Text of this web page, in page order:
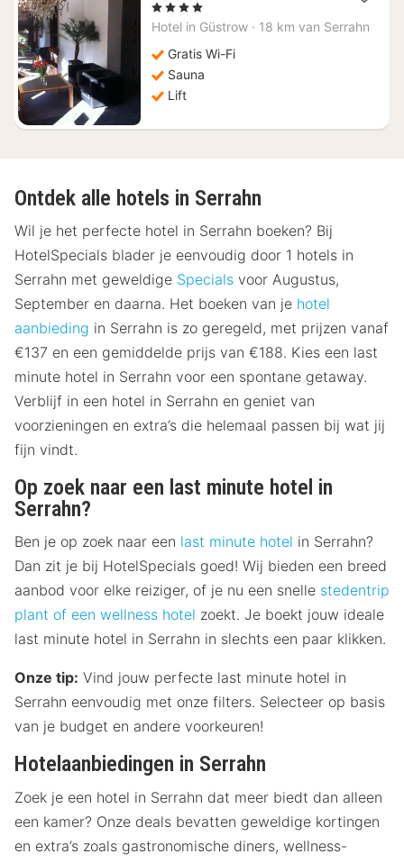
vanaf
, 4 Sterren
Hotel in Güstrow · 18 km van Serrahn
Gratis Wi-Fi
Sauna
Lift
Ontdek alle hotels in Serrahn
Wil je het perfecte hotel in Serrahn boeken? Bij
HotelSpecials blader je eenvoudig door 1 hotels in
Serrahn met geweldige Specials voor Augustus,
September en daarna. Het boeken van je hotel
aanbieding in Serrahn is zo geregeld, met prijzen vanaf
€137 en een gemiddelde prijs van €188. Kies een last
minute hotel in Serrahn voor een spontane getaway.
Verblijf in een hotel in Serrahn en geniet van
voorzieningen en extra’s die helemaal passen bij wat jij
fijn vindt.
Op zoek naar een last minute hotel in
Serrahn?
Ben je op zoek naar een last minute hotel in Serrahn?
Dan zit je bij HotelSpecials goed! Wij bieden een breed
aanbod voor elke reiziger, of je nu een snelle stedentrip
plant of een wellness hotel zoekt. Je boekt jouw ideale
last minute hotel in Serrahn in slechts een paar klikken.
Onze tip: Vind jouw perfecte last minute hotel in
Serrahn eenvoudig met onze filters. Selecteer op basis
van je budget en andere voorkeuren!
Hotelaanbiedingen in Serrahn
Zoek je een hotel in Serrahn dat meer biedt dan alleen
een kamer? Onze deals bevatten geweldige kortingen
en extra’s zoals gastronomische diners, wellness-